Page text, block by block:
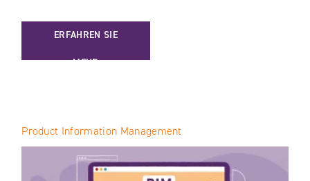
ERFAHREN SIE
MEHR
: WIE WIRKT SICH DAS OMNICHANNEL-FULFILLMENT AUF
Product Information Management